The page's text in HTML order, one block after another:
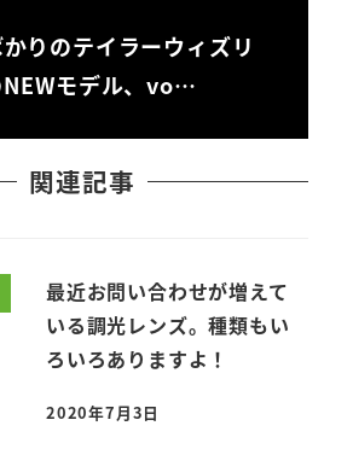
りのテイラーウィズリ
NEWモデル、vo…
関連記事
最近お問い合わせが増えて
いる調光レンズ。種類もい
ろいろありますよ！
投稿日
2020年7月3日